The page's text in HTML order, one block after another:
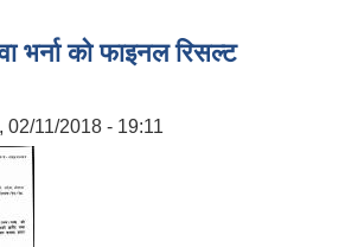
भर्ना को फाइनल रिसल्ट
02/11/2018 - 19:11